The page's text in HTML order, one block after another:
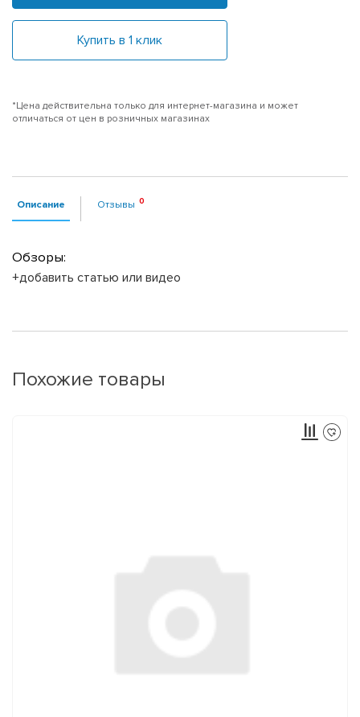
Купить в 1 клик
*Цена действительна только для интернет-магазина и может
отличаться от цен в розничных магазинах
Описание Отзывы
Обзоры:
+добавить статью или видео
Похожие товары